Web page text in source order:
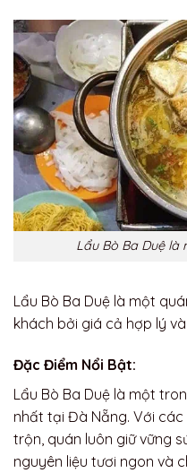
Lẩu Bò Ba Duệ
Lẩu Bò Ba Duệ là một
khách bởi giá cả hợp lý
Đặc Điểm Nổi Bật:
Lẩu Bò Ba Duệ là một
nhất tại Đà Nẵng. Với các
trộn, quán luôn giữ vững
nguyên liệu tươi ngon và